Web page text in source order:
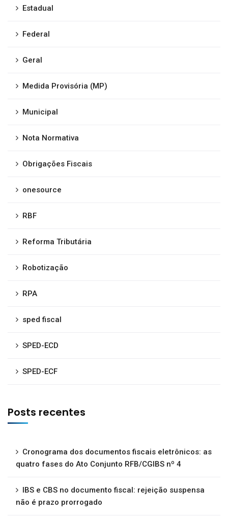
Estadual
Federal
Geral
Medida Provisória (MP)
Municipal
Nota Normativa
Obrigações Fiscais
onesource
RBF
Reforma Tributária
Robotização
RPA
sped fiscal
SPED-ECD
SPED-ECF
Posts recentes
Cronograma dos documentos fiscais eletrônicos: as
quatro fases do Ato Conjunto RFB/CGIBS nº 4
IBS e CBS no documento fiscal: rejeição suspensa
não é prazo prorrogado